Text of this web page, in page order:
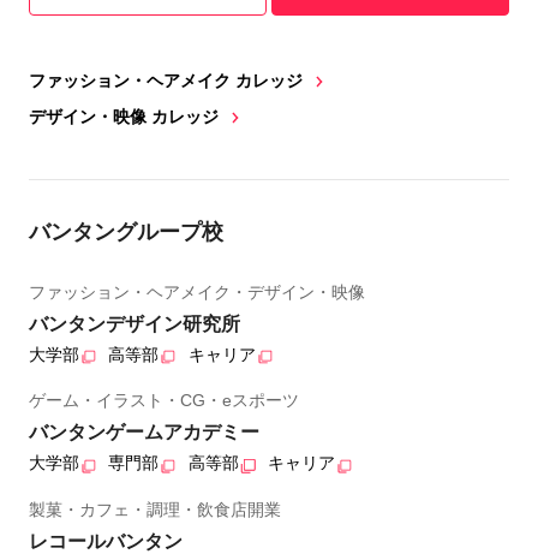
ファッション・ヘアメイク カレッジ
デザイン・映像 カレッジ
バンタングループ校
ファッション・ヘアメイク・デザイン・映像
バンタンデザイン研究所
大学部 高等部 キャリア
ゲーム・イラスト・CG・eスポーツ
バンタンゲームアカデミー
大学部 専門部 高等部 キャリア
製菓・カフェ・調理・飲食店開業
レコールバンタン